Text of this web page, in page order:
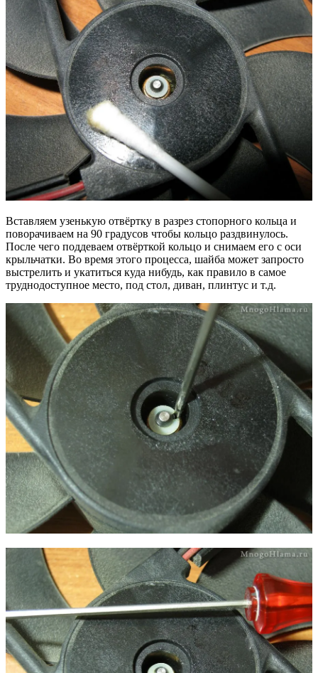
Вставляем узенькую отвёртку в разрез стопорного кольца и
поворачиваем на 90 градусов чтобы кольцо раздвинулось.
После чего поддеваем отвёрткой кольцо и снимаем его с оси
крыльчатки. Во время этого процесса, шайба может запросто
выстрелить и укатиться куда нибудь, как правило в самое
труднодоступное место, под стол, диван, плинтус и т.д.